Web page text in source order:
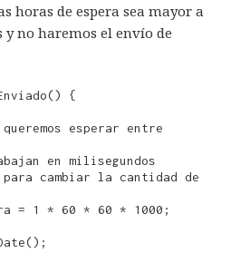
horas de espera sea mayor a
y no haremos el envío de
{